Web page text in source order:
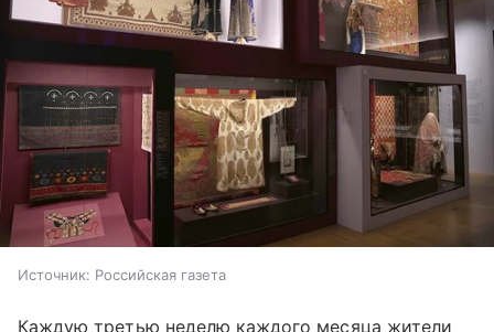
Источник: Российская газета
Каждую третью неделю каждого месяца жители